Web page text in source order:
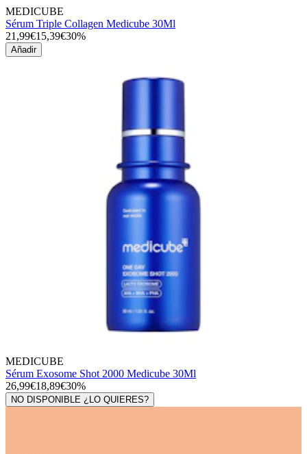
MEDICUBE
Sérum Triple Collagen Medicube 30Ml
21,99€15,39€30%
Añadir
MEDICUBE
Sérum Exosome Shot 2000 Medicube 30Ml
26,99€18,89€30%
NO DISPONIBLE ¿LO QUIERES?